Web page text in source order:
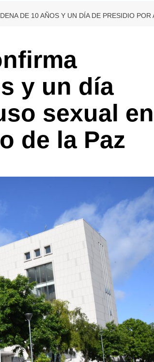
DE 10 AÑOS Y UN DÍA DE PRESIDIO
y un día
sexual en
de la Paz